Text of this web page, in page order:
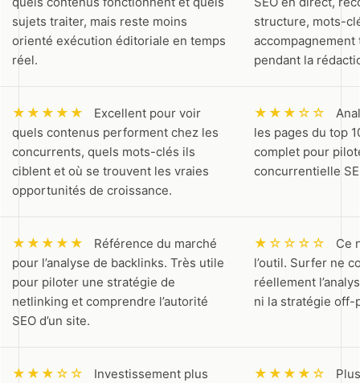
sujets traiter, mais reste moins
orienté exécution éditoriale en temps
réel.
structure, mots-
pendant la
★★★★★
Excellent pour voir
quels contenus performent chez les
concurrents, quels mots-clés ils
ciblent et où se trouvent les vraies
opportunités de croissance.
★★★☆☆
les pages du top
complet pour
concurrentielle
★★★★★
Référence du marché
pour l’analyse de backlinks. Très utile
pour piloter une stratégie de
netlinking et comprendre l’autorité
SEO d’un site.
★☆☆☆☆
Ce
l’outil. Surfer ne
réellement
ni la stratégie off-
★★★☆☆
Investissement plus
★★★★☆